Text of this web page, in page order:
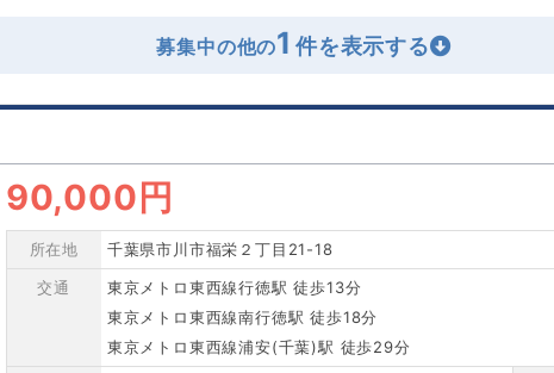
募集中の他の1
90,000円
所在地
千葉県市川市福栄２丁目21-18
交通
東京メトロ東西線行徳駅 徒歩13分
東京メトロ東西線南行徳駅 徒歩18分
東京メトロ東西線浦安(千葉)駅 徒歩29分